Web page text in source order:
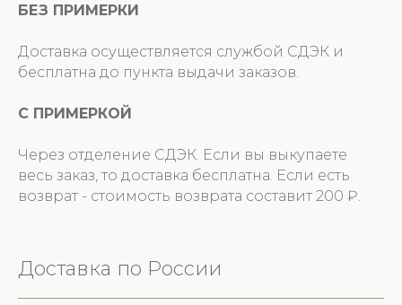
БЕЗ ПРИМЕРКИ
Доставка осуществляется службой СДЭК и
бесплатна до пункта выдачи заказов.
С ПРИМЕРКОЙ
Через отделение СДЭК. Если вы выкупаете
весь заказ, то доставка бесплатна. Если есть
возврат - стоимость возврата составит 200 ₽.
Доставка по России